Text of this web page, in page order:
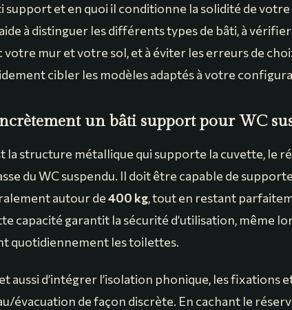
support et en quoi il conditionne la solidité de votre
à distinguer les différents types de bâti, à
votre mur et votre sol, et à éviter les erreurs de
cibler les modèles adaptés à votre
un bâti support pour WC
la structure métallique qui supporte la cuvette, le
du WC suspendu. Il doit être capable de
autour de400 kg, tout en restant
capacité garantit la sécurité d’utilisation, même
quotidiennement les toilettes.
aussi d’intégrer l’isolation phonique, les fixations
évacuation de façon discrète. En cachant le